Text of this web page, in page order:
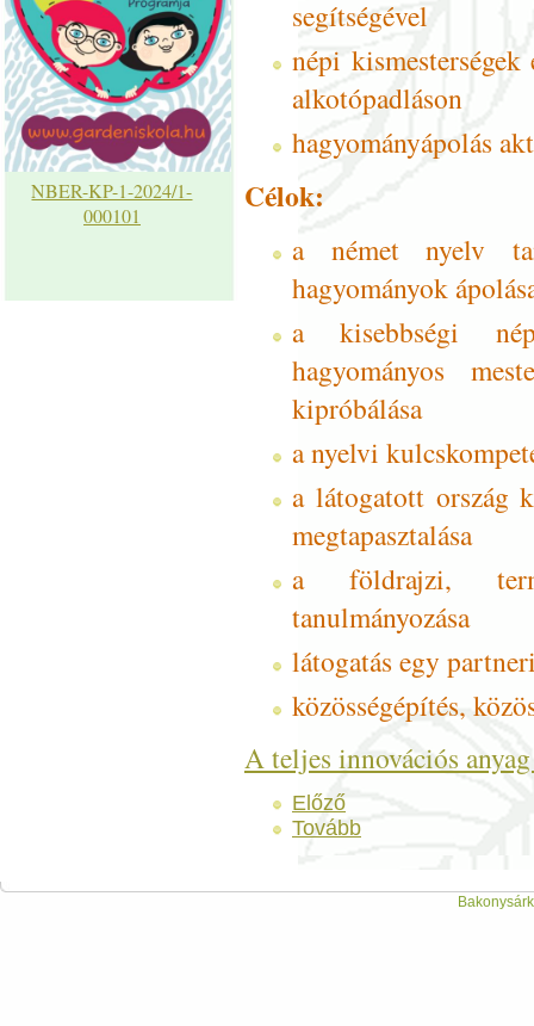
NBER-KP-1-2024/1-
000101
segítségével
népi
alkotópadláson
hagyományápolás
Célok:
a német nyelv
hagyományok
a kisebbségi
hagyományos
kipróbálása
a nyelvi
a látogatott ország
megtapasztalása
a földrajzi,
tanulmányozása
látogatás egy
közösségépítés,
A teljes innovációs
Előző
Tovább